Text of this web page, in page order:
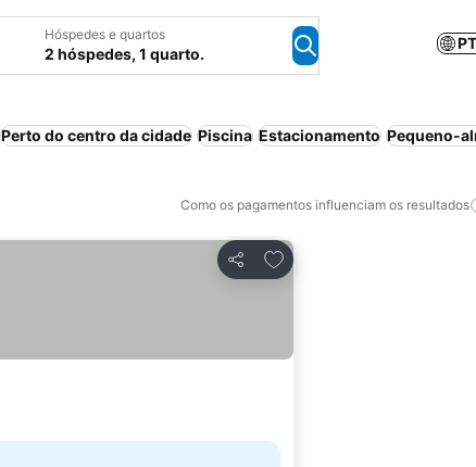
Hóspedes e quartos
2 hóspedes, 1 quarto.
Perto do centro da cidade Piscina Estacionamento Pequeno-
Como os pagamentos influenciam os resultados
Partilhar
Adicionar aos favoritos